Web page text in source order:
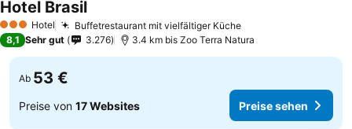
3 SterneHotel Buffetrestaurant mit vielfältiger Küche
Hotel Brasil
8,1 Sehr gut 3.276 3.4 km bis Zoo Terra Natura
Ab 53 €
Preise von 17 Websites Preise sehen